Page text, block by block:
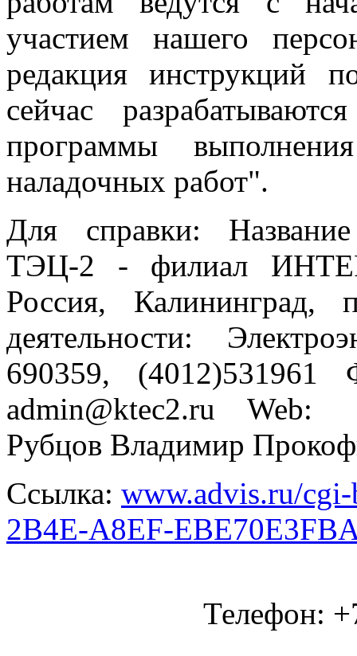
участием нашего
редакция инструкций
сейчас
программы
наладочных работ".
Для справки:
ТЭЦ-2 - филиал
Россия,
деятельности:
690359, (4012)531961
admin@ktec2.ru Web:
Рубцов Владимир
Ссылка: www.advis.ru/
2B4E-A8EF-
Телефон: